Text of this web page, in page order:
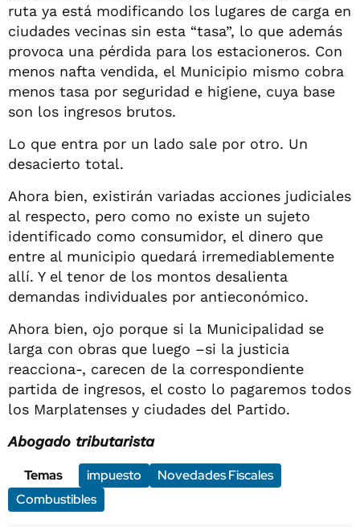
ruta ya está modificando los lugares de carga en
ciudades vecinas sin esta “tasa”, lo que además
provoca una pérdida para los estacioneros. Con
menos nafta vendida, el Municipio mismo cobra
menos tasa por seguridad e higiene, cuya base
son los ingresos brutos.
Lo que entra por un lado sale por otro. Un
desacierto total.
Ahora bien, existirán variadas acciones judiciales
al respecto, pero como no existe un sujeto
identificado como consumidor, el dinero que
entre al municipio quedará irremediablemente
allí. Y el tenor de los montos desalienta
demandas individuales por antieconómico.
Ahora bien, ojo porque si la Municipalidad se
larga con obras que luego –si la justicia
reacciona-, carecen de la correspondiente
partida de ingresos, el costo lo pagaremos todos
los Marplatenses y ciudades del Partido.
Abogado tributarista
Temas
impuesto
Novedades Fiscales
Combustibles